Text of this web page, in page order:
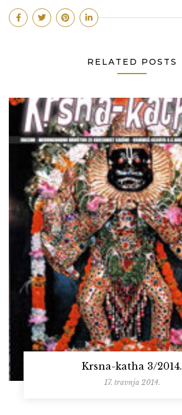
RELATED POSTS
Krsna-katha 3/2014.
17. travnja 2014.